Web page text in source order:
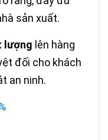
sản xuất.
lượng lên hàng
đối cho khách
an ninh.